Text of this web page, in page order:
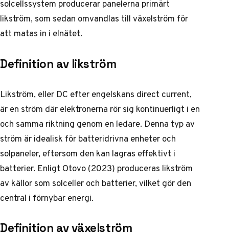
solcellssystem producerar panelerna primärt
likström, som sedan omvandlas till växelström för
att matas in i elnätet.
Definition av likström
Likström, eller DC efter engelskans direct current,
är en ström där elektronerna rör sig kontinuerligt i en
och samma riktning genom en ledare. Denna typ av
ström är idealisk för batteridrivna enheter och
solpaneler, eftersom den kan lagras effektivt i
batterier. Enligt Otovo (2023) produceras likström
av källor som solceller och batterier, vilket gör den
central i förnybar energi.
Definition av växelström